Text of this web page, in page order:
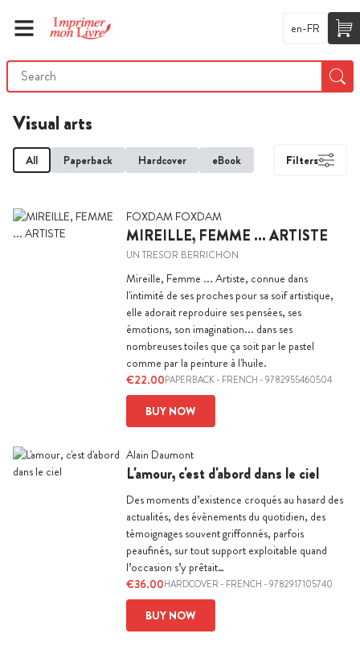
en-FR
Visual arts
All Paperback Hardcover eBook Filters
FOXDAM FOXDAM
MIREILLE, FEMME ... ARTISTE
UN TRESOR BERRICHON
Mireille, Femme ... Artiste, connue dans
l'intimité de ses proches pour sa soif artistique,
elle adorait reproduire ses pensées, ses
émotions, son imagination... dans ses
nombreuses toiles que ça soit par le pastel
comme par la peinture à l'huile.
€22.00PAPERBACK- FRENCH - 9782955460504
BUY NOW
Alain Daumont
L'amour, c'est d'abord dans le ciel
Des moments d’existence croqués au hasard des
actualités, des évènements du quotidien, des
témoignages souvent griffonnés, parfois
peaufinés, sur tout support exploitable quand
l’occasion s’y prêtait…
€36.00HARDCOVER - FRENCH - 9782917105740
BUY NOW